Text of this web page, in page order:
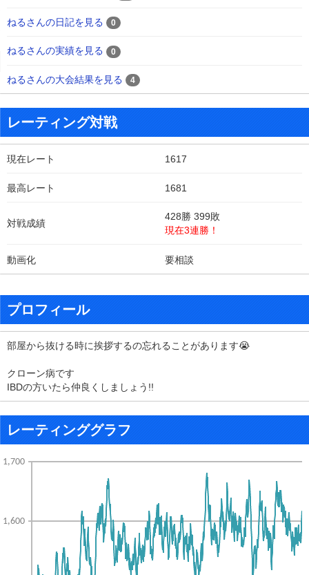
ねるさんの日記を見る 0
ねるさんの実績を見る 0
ねるさんの大会結果を見る 4
レーティング対戦
現在レート 1617
最高レート 1681
対戦成績
428勝 399敗
現在3連勝！
動画化 要相談
プロフィール
部屋から抜ける時に挨拶するの忘れることがあります😭
クローン病です
IBDの方いたら仲良くしましょう!!
レーティンググラフ